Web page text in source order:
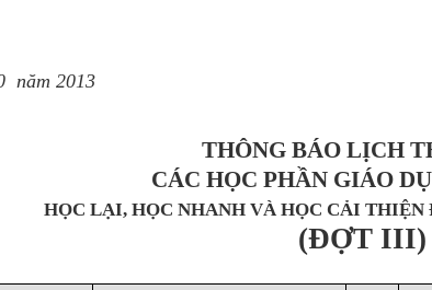
năm 2013
THÔNG BÁO LỊCH
CÁC HỌC PHẦN GIÁO
HỌC LẠI, HỌC NHANH VÀ HỌC CẢI
(ĐỢT III)